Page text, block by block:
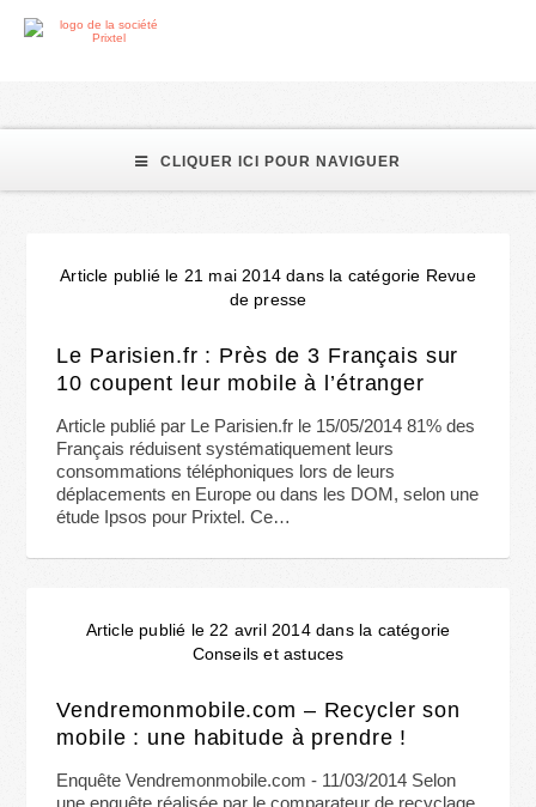
CLIQUER ICI POUR NAVIGUER
téléphone portable
Article publié le 21 mai 2014 dans la catégorie Revue
de presse
Le Parisien.fr : Près de 3 Français sur
10 coupent leur mobile à l’étranger
Article publié par Le Parisien.fr le 15/05/2014 81% des
Français réduisent systématiquement leurs
consommations téléphoniques lors de leurs
déplacements en Europe ou dans les DOM, selon une
étude Ipsos pour Prixtel. Ce…
Article publié le 22 avril 2014 dans la catégorie
Conseils et astuces
Vendremonmobile.com – Recycler son
mobile : une habitude à prendre !
Enquête Vendremonmobile.com - 11/03/2014 Selon
une enquête réalisée par le comparateur de recyclage